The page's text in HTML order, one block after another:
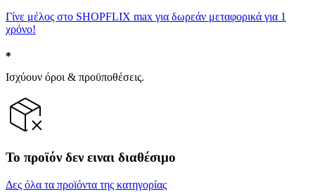
Γίνε μέλος στο SHOPFLIX max για δωρεάν μεταφορικά για 1
χρόνο!
Ισχύουν όροι & προϋποθέσεις.
Το προϊόν δεν ειναι διαθέσιμο
Δες όλα τα προϊόντα της κατηγορίας